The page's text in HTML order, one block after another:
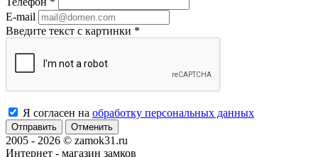
E-mail
Введите текст с картинки *
Я согласен на обработку персональных данных
Отменить
2005 - 2026 © zamok31.ru
Интернет - магазин замков